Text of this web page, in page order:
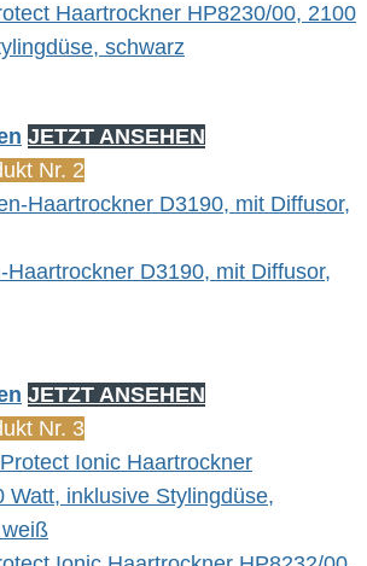
Haartrockner HP8230/00, 2100
schwarz
JETZT ANSEHEN
Nr. 2
Haartrockner D3190, mit Diffusor,
JETZT ANSEHEN
Nr. 3